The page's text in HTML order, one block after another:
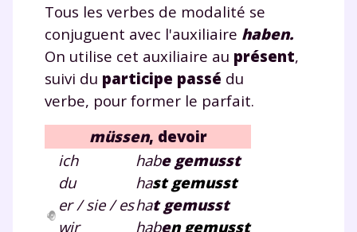
Tous les verbes de modalité se
conjuguent avec l'auxiliaire haben.
On utilise cet auxiliaire au présent,
suivi du participe passé du
verbe, pour former le parfait.
müssen, devoir
ich
du
er / sie / es
wir
habe gemusst
hast gemusst
hat gemusst
haben gemusst